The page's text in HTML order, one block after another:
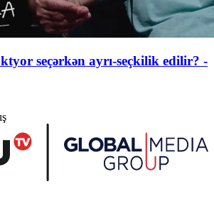
seçərkən ayrı-seçkilik edilir? -